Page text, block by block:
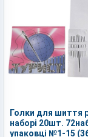
Голки для шиття
наборі 20шт.
упаковці №1-15